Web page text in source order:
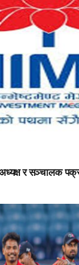
र सञ्चालक